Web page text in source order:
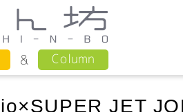
Column
JET